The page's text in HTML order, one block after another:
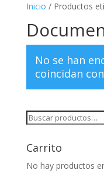
Inicio / Productos
No se han
coincidan
Buscar
Carrito
No hay productos